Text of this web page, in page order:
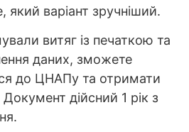
який варіант зручніший.
витяг із печаткою та
даних, зможете
до ЦНАПу та отримати
дійсний 1 рік з